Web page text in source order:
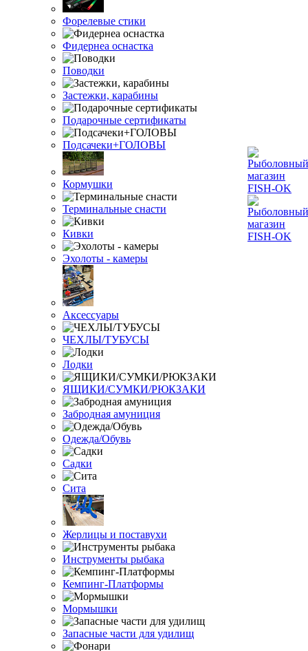
Форелевые стики
Фидернеа оснастка
Поводки
Застежки, карабины
Подарочные сертификаты
Подсачеки+ГОЛОВЫ
Кормушки
Терминальные снасти
Кивки
Эхолоты - камеры
Аксессуары
ЧЕХЛЫ/ТУБУСЫ
Лодки
ЯЩИКИ/СУМКИ/РЮКЗАКИ
Забродная амуниция
Одежда/Обувь
Садки
Сита
Жерлицы и поставухи
Инструменты рыбака
Кемпинг-Платформы
Мормышки
Запасные части для удилищ